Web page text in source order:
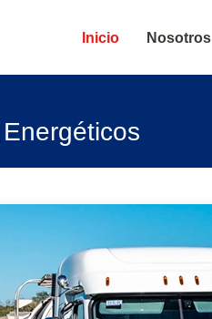
de Dabi
Inicio Nosotros